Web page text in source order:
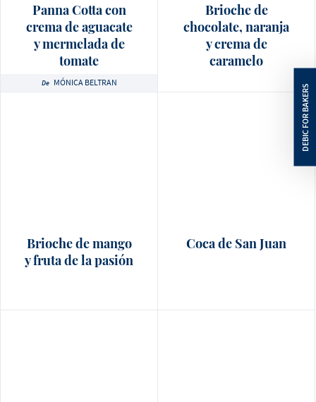
Panna Cotta con
crema de aguacate
y mermelada de
tomate
De MÓNICA BELTRAN
Brioche de
chocolate, naranja
y crema de
caramelo
Brioche de mango
y fruta de la pasión
Coca de San Juan